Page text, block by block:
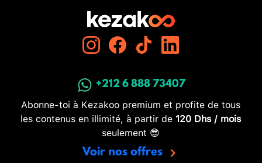
+212 6 888 73407
Abonne-toi à Kezakoo premium et profite de tous
les contenus en illimité, à partir de 120 Dhs / mois
seulement 😎
Voir nos offres